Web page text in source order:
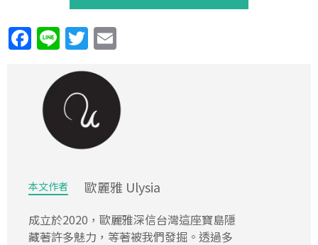
本文作者 歐麗雅 Ulysia
成立於2020，歐麗雅深信台灣這座寶島隱
藏著許多魅力，等著被我們發掘。透過多